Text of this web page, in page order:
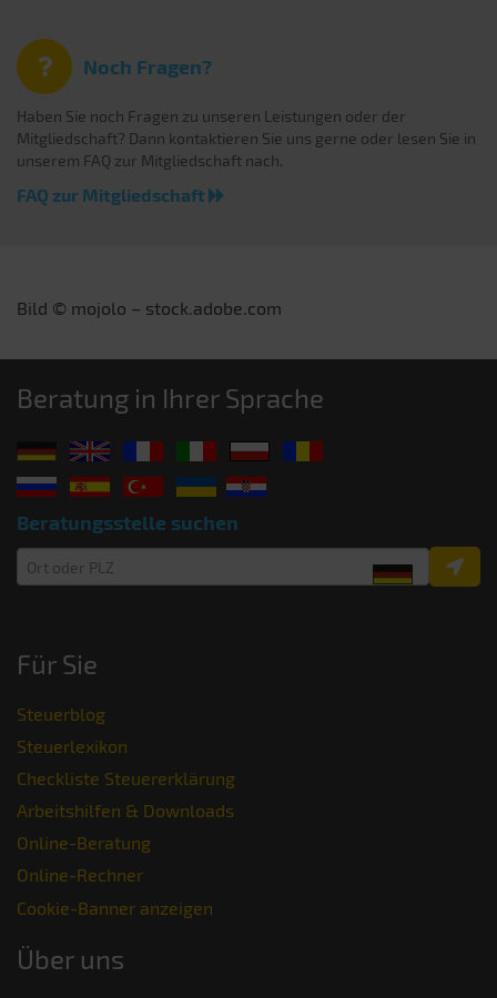
Noch Fragen?
Haben Sie noch Fragen zu unseren Leistungen oder der
Mitgliedschaft? Dann kontaktieren Sie uns gerne oder lesen Sie in
unserem FAQ zur Mitgliedschaft nach.
FAQ zur Mitgliedschaft
Bild © mojolo – stock.adobe.com
Beratung in Ihrer Sprache
Beratungsstelle suchen
Für Sie
Steuerblog
Steuerlexikon
Checkliste Steuererklärung
Arbeitshilfen & Downloads
Online-Beratung
Online-Rechner
Cookie-Banner anzeigen
Über uns